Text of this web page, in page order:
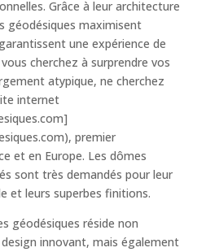
Grâce à leur architecture
géodésiques maximisent
une expérience de
cherchez à surprendre vos
atypique, ne cherchez
internet
premier
et en Europe. Les dômes
sont très demandés pour leur
et leurs superbes finitions.
géodésiques réside non
innovant, mais également